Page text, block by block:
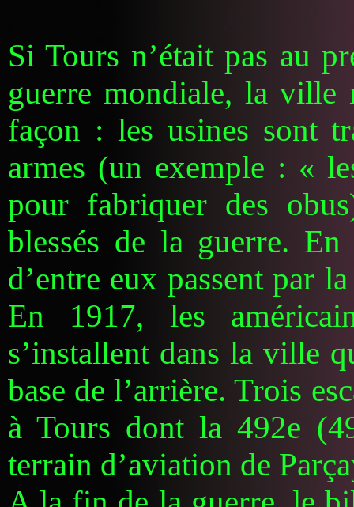
Si Tours n’était pas au
guerre mondiale, la ville
façon : les usines sont
armes (un exemple : «
pour fabriquer des
blessés de la guerre.
d’entre eux passent par
En 1917, les
s’installent dans la ville
base de l’arrière. Trois
à Tours dont la 492e
terrain d’aviation de